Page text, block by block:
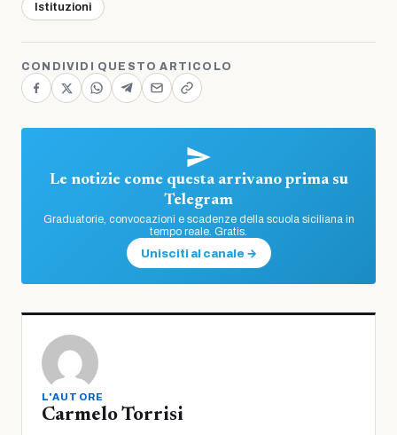
Istituzioni
CONDIVIDI QUESTO ARTICOLO
Le notizie come questa arrivano prima su
Telegram
Graduatorie, convocazioni e scadenze della scuola siciliana in
tempo reale. Gratis.
Unisciti al canale →
L'AUTORE
Carmelo Torrisi